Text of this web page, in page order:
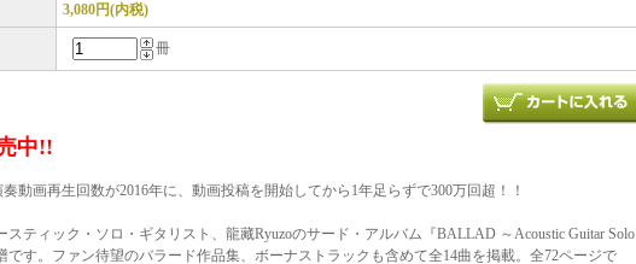
3,080円(内税)
冊
中!!
奏動画再生回数が2016年に、動画投稿を開始してから1年足らずで300万回超！！
スティック・ソロ・ギタリスト、龍藏Ryuzoのサード・アルバム『BALLAD ～Acoustic Guitar Solo
です。ファン待望のバラード作品集、ボーナストラックも含めて全14曲を掲載。全72ページで